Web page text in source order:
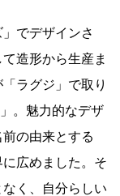
でデザインさ
造形から生産ま
ラグジ」で取り
。魅力的なデザ
の由来とする
に広めました。そ
く、自分らしい